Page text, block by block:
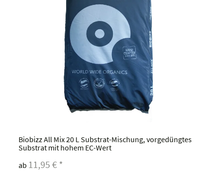
Biobizz All Mix 20 L Substrat-Mischung, vorgedüngtes
Substrat mit hohem EC-Wert
ab 11,95 € *